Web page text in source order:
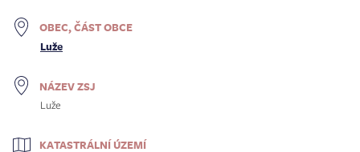
OBEC, ČÁST OBCE
Luže
NÁZEV ZSJ
Luže
KATASTRÁLNÍ ÚZEMÍ